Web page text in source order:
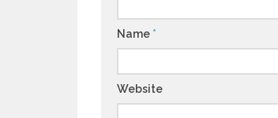
Name *
Website